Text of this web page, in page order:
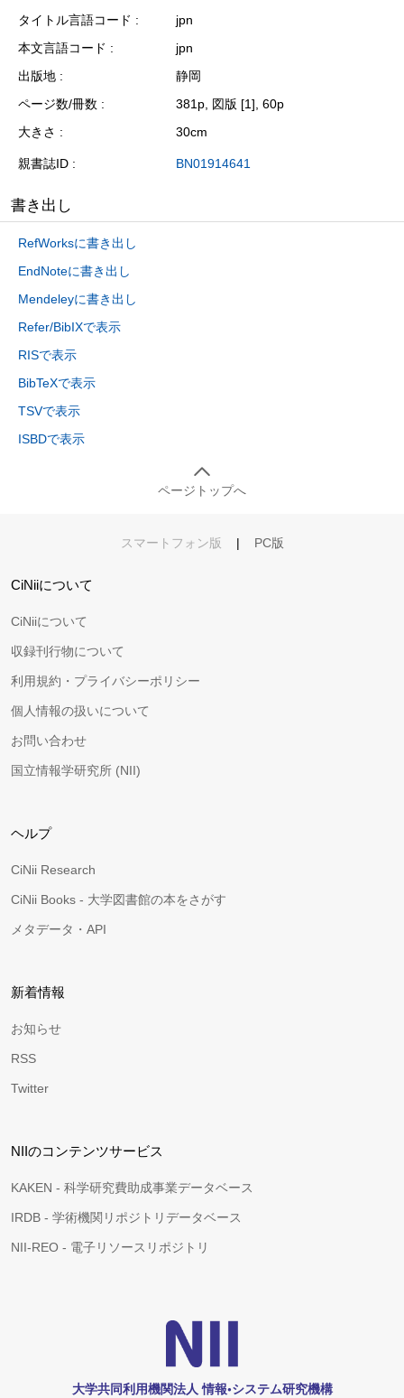
タイトル言語コード
jpn
本文言語コード
jpn
出版地
静岡
ページ数/冊数
381p, 図版 [1], 60p
大きさ
30cm
親書誌ID BN01914641
書き出し
RefWorksに書き出し
EndNoteに書き出し
Mendeleyに書き出し
Refer/BibIXで表示
RISで表示
BibTeXで表示
TSVで表示
ISBDで表示
ページトップへ
スマートフォン版 | PC版
CiNiiについて
CiNiiについて
収録刊行物について
利用規約・プライバシーポリシー
個人情報の扱いについて
お問い合わせ
国立情報学研究所 (NII)
ヘルプ
CiNii Research
CiNii Books - 大学図書館の本をさがす
メタデータ・API
新着情報
お知らせ
RSS
Twitter
NIIのコンテンツサービス
KAKEN - 科学研究費助成事業データベース
IRDB - 学術機関リポジトリデータベース
NII-REO - 電子リソースリポジトリ
大学共同利用機関法人 情報•システム研究機構